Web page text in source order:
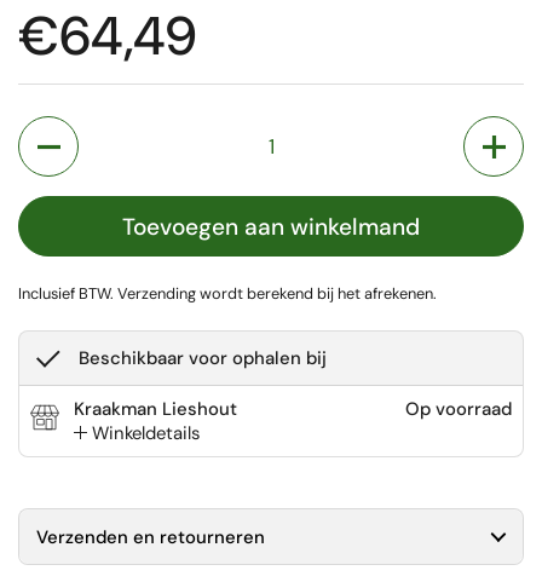
Prijs:
€64,49
Aantal
Toevoegen aan winkelmand
Inclusief BTW. Verzendingwordt berekend bij het afrekenen.
Beschikbaar voor ophalen bij
Kraakman Lieshout
Winkeldetails
Op voorraad
Verzenden en retourneren